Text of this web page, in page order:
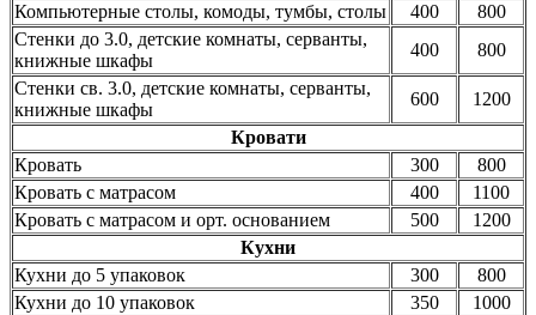
Компьютерные столы, комоды, тумбы, столы
400
800
Стенки до 3.0, детские комнаты, серванты,
книжные шкафы
400
800
Стенки св. 3.0, детские комнаты, серванты,
книжные шкафы
600
1200
Кровати
Кровать
300
800
Кровать с матрасом
400
1100
Кровать с матрасом и орт. основанием
500
1200
Кухни
Кухни до 5 упаковок
300
800
Кухни до 10 упаковок
350
1000